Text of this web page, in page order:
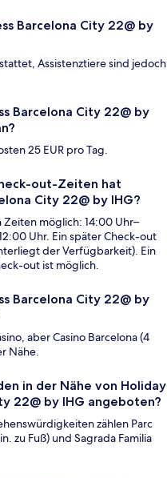
Barcelona City 22@ by
Assistenztiere sind jedoch
Barcelona City 22@ by
25 EUR pro Tag.
out-Zeiten hat
City 22@ by IHG?
möglich: 14:00 Uhr–
Uhr. Ein später Check-out
der Verfügbarkeit). Ein
out ist möglich.
Barcelona City 22@ by
aber Casino Barcelona (4
Nähe.
in der Nähe von Holiday
22@ by IHG angeboten?
zählen Parc
zu Fuß) und Sagrada Familia